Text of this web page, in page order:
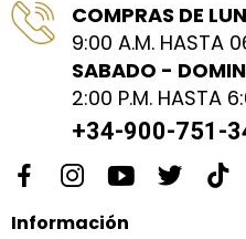
COMPRAS DE
9:00 A.M. HASTA
SABADO -
2:00 P.M. HASTA
+34-900-751-
Información